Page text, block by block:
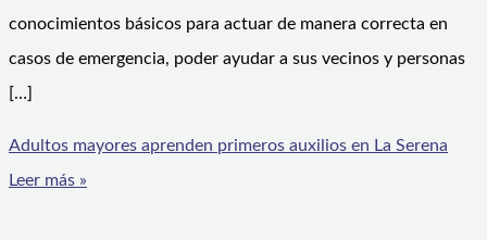
conocimientos básicos para actuar de manera correcta en
casos de emergencia, poder ayudar a sus vecinos y personas
[…]
Adultos mayores aprenden primeros auxilios en La Serena
Leer más »